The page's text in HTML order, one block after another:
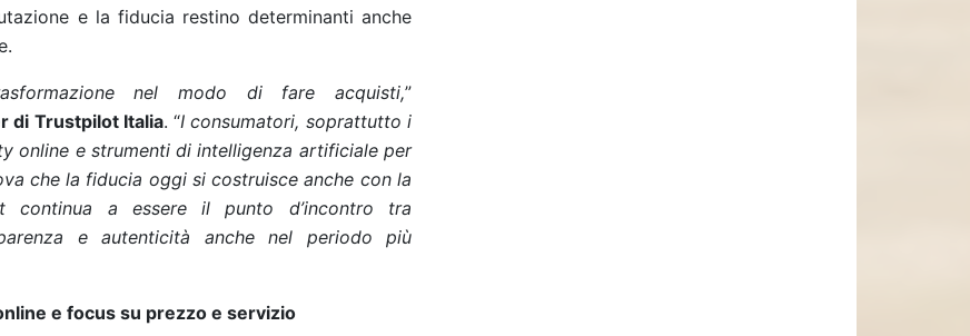
e la fiducia restino determinanti anche
nel modo di fare acquisti,”
di Trustpilot Italia. “I consumatori, soprattutto i
online e strumenti di intelligenza artificiale per
che la fiducia oggi si costruisce anche con la
continua a essere il punto d’incontro tra
e autenticità anche nel periodo più
e focus su prezzo e servizio